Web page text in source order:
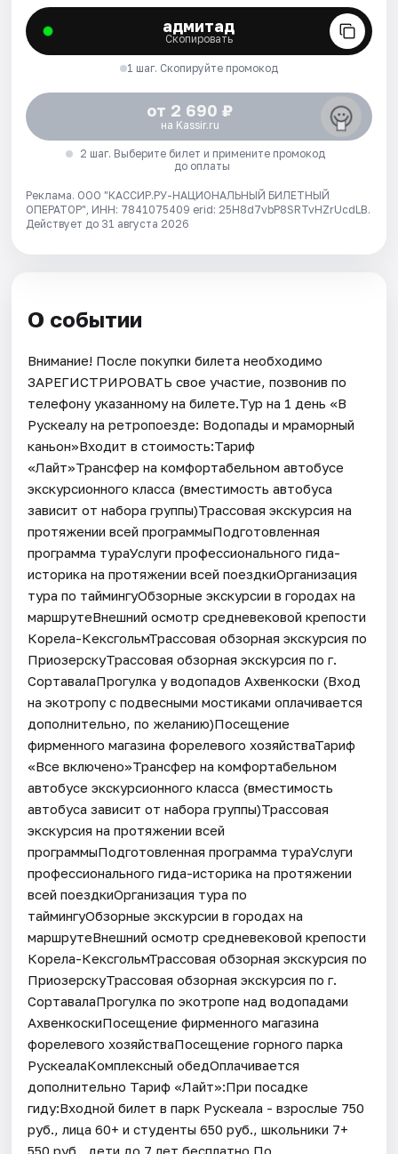
адмитад
Скопировать
1 шаг. Скопируйте промокод
от 2 690 ₽
на Kassir.ru
2 шаг. Выберите билет и примените промокод
до оплаты
Реклама. ООО "КАССИР.РУ-НАЦИОНАЛЬНЫЙ БИЛЕТНЫЙ
ОПЕРАТОР", ИНН: 7841075409 erid: 25H8d7vbP8SRTvHZrUcdLB.
Действует до 31 августа 2026
О событии
Внимание! После покупки билета необходимо
ЗАРЕГИСТРИРОВАТЬ свое участие, позвонив по
телефону указанному на билете.Тур на 1 день «В
Рускеалу на ретропоезде: Водопады и мраморный
каньон»Входит в стоимость:Тариф
«Лайт»Трансфер на комфортабельном автобусе
экскурсионного класса (вместимость автобуса
зависит от набора группы)Трассовая экскурсия на
протяжении всей программыПодготовленная
программа тураУслуги профессионального гида-
историка на протяжении всей поездкиОрганизация
тура по таймингуОбзорные экскурсии в городах на
маршрутеВнешний осмотр средневековой крепости
Корела-КексгольмТрассовая обзорная экскурсия по
ПриозерскуТрассовая обзорная экскурсия по г.
СортавалаПрогулка у водопадов Ахвенкоски (Вход
на экотропу с подвесными мостиками оплачивается
дополнительно, по желанию)Посещение
фирменного магазина форелевого хозяйстваТариф
«Все включено»Трансфер на комфортабельном
автобусе экскурсионного класса (вместимость
автобуса зависит от набора группы)Трассовая
экскурсия на протяжении всей
программыПодготовленная программа тураУслуги
профессионального гида-историка на протяжении
всей поездкиОрганизация тура по
таймингуОбзорные экскурсии в городах на
маршрутеВнешний осмотр средневековой крепости
Корела-КексгольмТрассовая обзорная экскурсия по
ПриозерскуТрассовая обзорная экскурсия по г.
СортавалаПрогулка по экотропе над водопадами
АхвенкоскиПосещение фирменного магазина
форелевого хозяйстваПосещение горного парка
РускеалаКомплексный обедОплачивается
дополнительно Тариф «Лайт»:При посадке
гиду:Входной билет в парк Рускеала - взрослые 750
руб., лица 60+ и студенты 650 руб., школьники 7+
550 руб., дети до 7 лет бесплатно.По